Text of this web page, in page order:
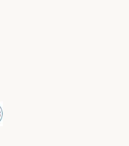
Security